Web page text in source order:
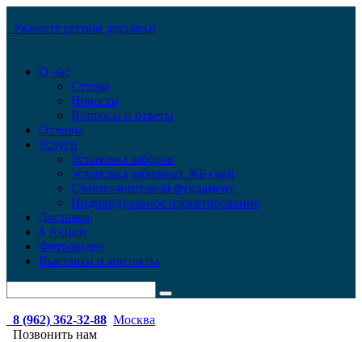
Укажите регион доставки
О нас
Статьи
Новости
Вопросы и ответы
Отзывы
Услуги
Установка заборов
Установка забивных ЖБ свай
Свайно-винтовой фундамент
Индивидуальное проектирование
Доставка
$ Акции
Фото/видео
Выставки и контакты
8 (962) 362-32-88 Москва
Позвонить нам